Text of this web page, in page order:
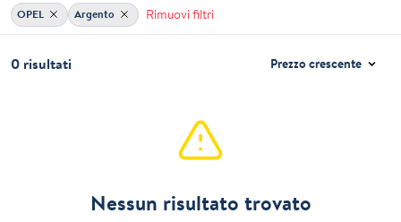
OPEL Argento Rimuovi filtri
0 risultati Prezzo crescente
Nessun risultato trovato